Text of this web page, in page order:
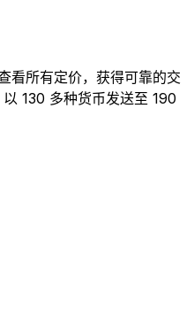
看所有定价，获得可靠的交
130 多种货币发送至 190